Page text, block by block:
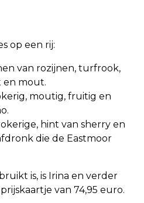
op een rij:
van rozijnen, turfrook,
en mout.
moutig, fruitig en
hint van sherry en
die de Eastmoor
is, is Irina en verder
van 74,95 euro.